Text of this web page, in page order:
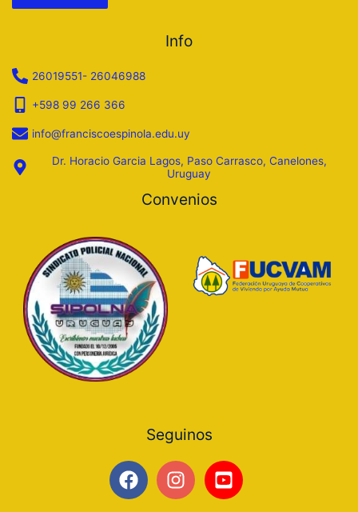
Info
26019551- 26046988
+598 99 266 366
info@franciscoespinola.edu.uy
Dr. Horacio Garcia Lagos, Paso Carrasco, Canelones,
Uruguay
Convenios
Seguinos